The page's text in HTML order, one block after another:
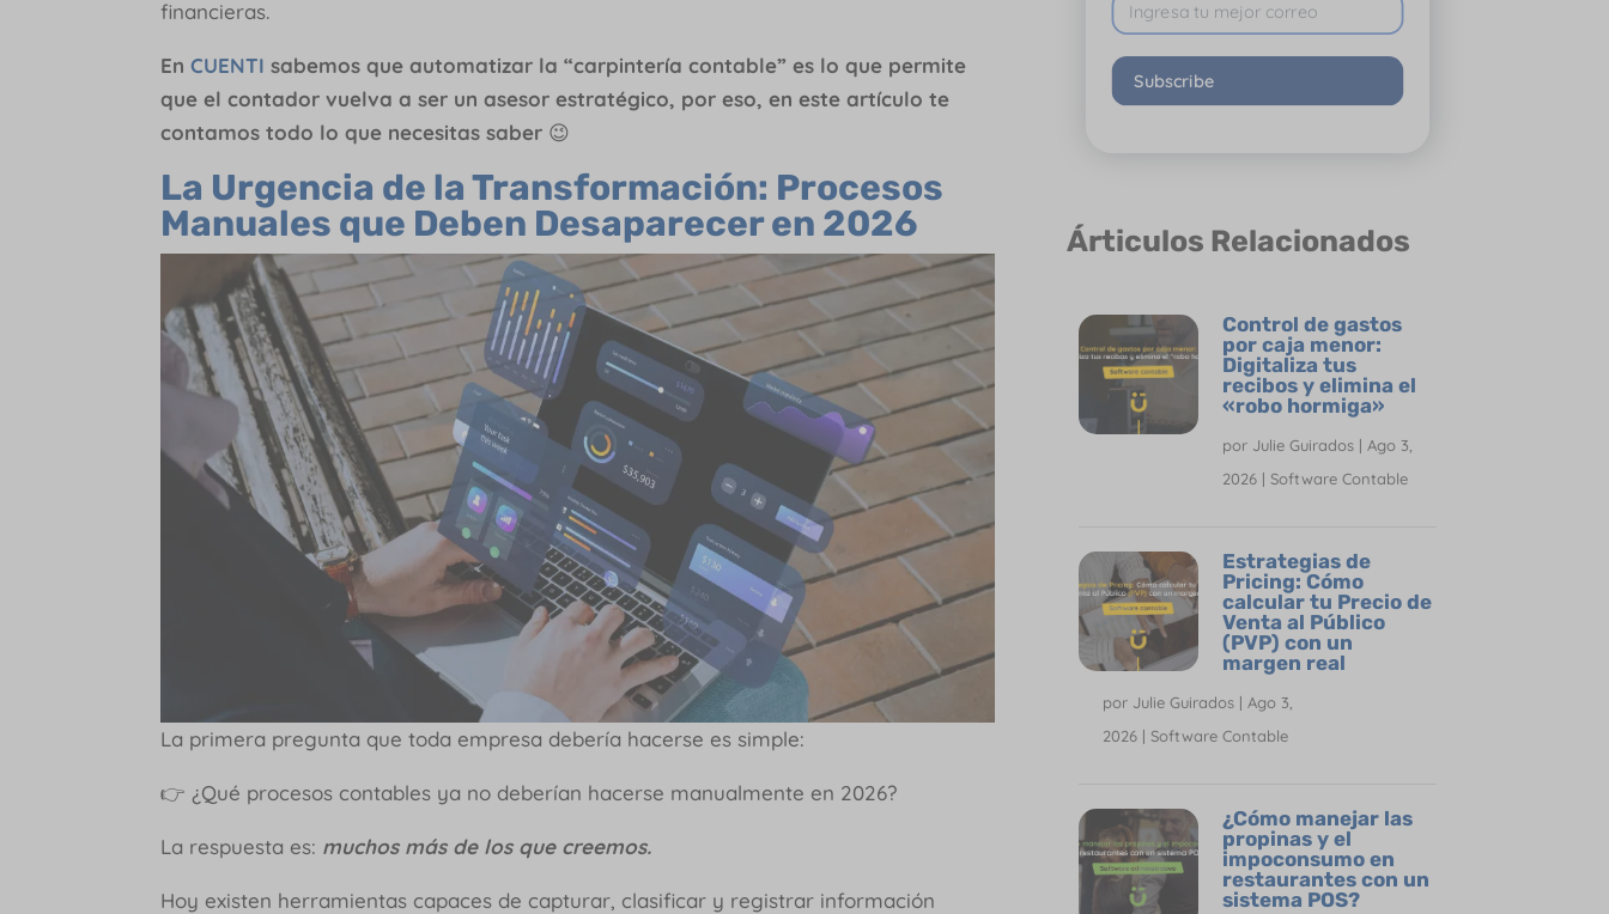
financieras.
EnCUENTI sabemos que automatizar la “carpintería contable” es lo que permite
que el contador vuelva a ser un asesor estratégico, por eso, en este artículo te
contamos todo lo que necesitas saber 😉
La Urgencia de la Transformación: Procesos
Manuales que Deben Desaparecer en 2026
La primera pregunta que toda empresa debería hacerse es simple:
👉 ¿Qué procesos contables ya no deberían hacerse manualmente en 2026?
La respuesta es: muchos más de los que creemos.
Hoy existen herramientas capaces de capturar, clasificar y registrar información
Subscribe
Árticulos Relacionados
Control de gastos
por caja menor:
Digitaliza tus
recibos y elimina el
«robo hormiga»
por Julie Guirados| Ago 3,
2026| Software Contable
Estrategias de
Pricing: Cómo
calcular tu Precio de
Venta al Público
(PVP) con un
margen real
por Julie Guirados| Ago 3,
2026| Software Contable
¿Cómo manejar las
propinas y el
impoconsumo en
restaurantes con un
sistema POS?